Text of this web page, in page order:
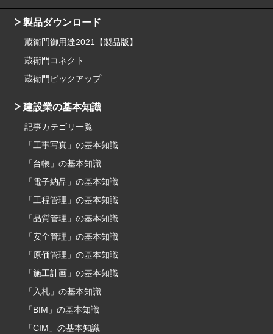
製品ダウンロード
蔵衛門御用達2021【製品版】
蔵衛門コネクト
蔵衛門ピックアップ
建設業の基本知識
記事カテゴリ一覧
「工事写真」の基本知識
「台帳」の基本知識
「電子納品」の基本知識
「工程管理」の基本知識
「品質管理」の基本知識
「安全管理」の基本知識
「原価管理」の基本知識
「施工計画」の基本知識
「入札」の基本知識
「BIM」の基本知識
「CIM」の基本知識